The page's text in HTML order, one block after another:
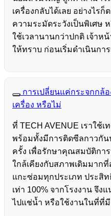
เครื่องกลับได้เลย อย่างไร
ความระมัดระวังเป็นพิเศษ
ใช้เวลานานกว่าปกติ เจ้าห
ให้ทราบ ก่อนเริ่มดำเนินกา
การเปลี่ยนแค่กระจกกล้
เครื่อง หรือไม่
ที่ TECH AVENUE เราใช้
พร้อมทั้งมีการติดซีลกาวกั
ครั้ง เพื่อรักษาคุณสมบัติกา
ใกล้เคียงกับสภาพเดิมมาก
แกะซ่อมทุกประเภท ประสิ
เท่า 100% จากโรงงาน จึง
ไปแช่น้ำ หรือใช้งานในที่ที่